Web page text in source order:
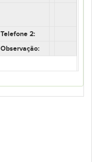
Telefone 2:
Observação: